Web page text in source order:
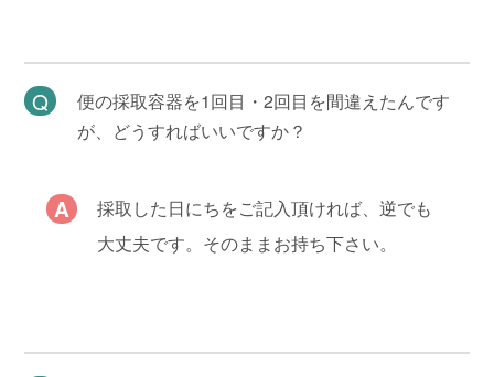
便の採取容器を1回目・2回目を間違えたんです
が、どうすればいいですか？
採取した日にちをご記入頂ければ、逆でも
大丈夫です。そのままお持ち下さい。